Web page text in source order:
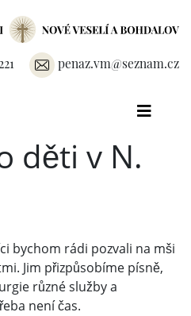
penaz.vm@seznam.cz
děti v N.
bychom rádi pozvali na mši
Jim přizpůsobíme písně,
různé služby a
není čas.